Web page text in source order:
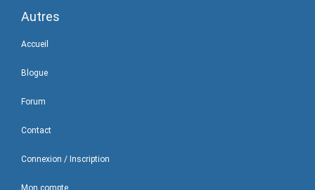
Autres
Accueil
Blogue
Forum
Contact
Connexion / Inscription
Mon compte